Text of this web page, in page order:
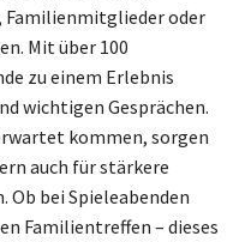
Familienmitglieder oder
Mit über 100
zu einem Erlebnis
wichtigen Gesprächen.
kommen, sorgen
auch für stärkere
Ob bei Spieleabenden
Familientreffen – dieses